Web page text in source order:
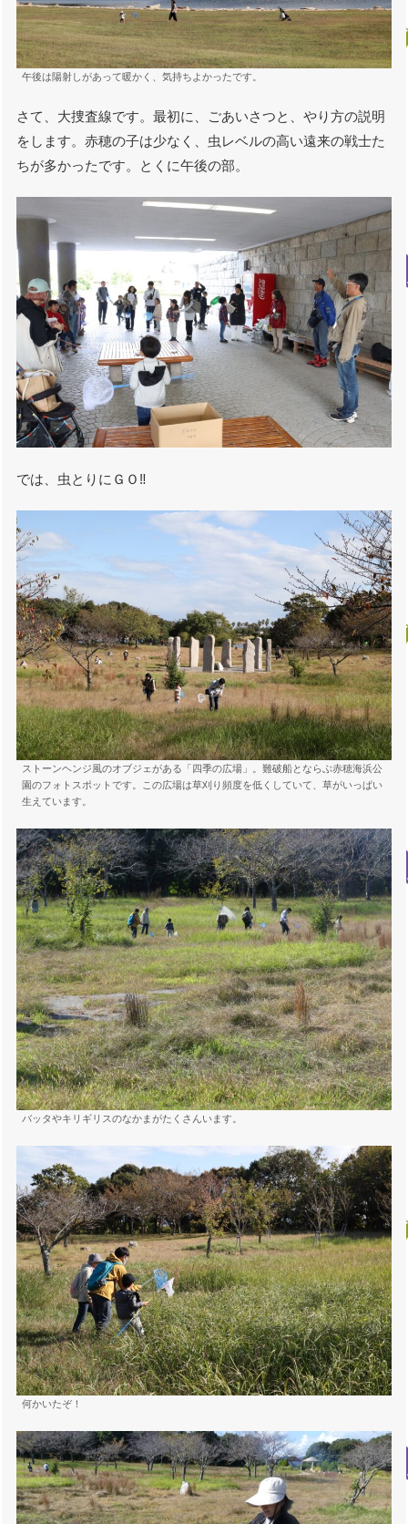
午後は陽射しがあって暖かく、気持ちよかったです。
さて、大捜査線です。最初に、ごあいさつと、やり方の説明
をします。赤穂の子は少なく、虫レベルの高い遠来の戦士た
ちが多かったです。とくに午後の部。
では、虫とりにＧＯ‼️
ストーンヘンジ風のオブジェがある「四季の広場」。難破船とならぶ赤穂海浜公
園のフォトスポットです。この広場は草刈り頻度を低くしていて、草がいっぱい
生えています。
バッタやキリギリスのなかまがたくさんいます。
何かいたぞ！